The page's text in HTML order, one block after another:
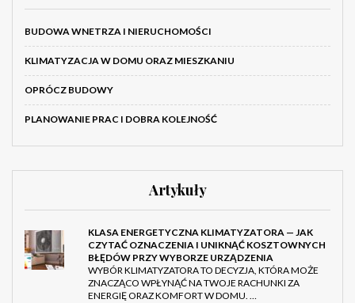
BUDOWA WNETRZA I NIERUCHOMOŚCI
KLIMATYZACJA W DOMU ORAZ MIESZKANIU
OPRÓCZ BUDOWY
PLANOWANIE PRAC I DOBRA KOLEJNOŚĆ
Artykuły
KLASA ENERGETYCZNA KLIMATYZATORA — JAK
CZYTAĆ OZNACZENIA I UNIKNĄĆ KOSZTOWNYCH
BŁĘDÓW PRZY WYBORZE URZĄDZENIA
WYBÓR KLIMATYZATORA TO DECYZJA, KTÓRA MOŻE
ZNACZĄCO WPŁYNĄĆ NA TWOJE RACHUNKI ZA
ENERGIĘ ORAZ KOMFORT W DOMU. …